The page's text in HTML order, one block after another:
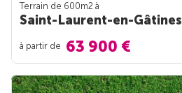
Terrain de 600m2 à
Saint-Laurent-en-Gâtines
à partir de 63 900 €